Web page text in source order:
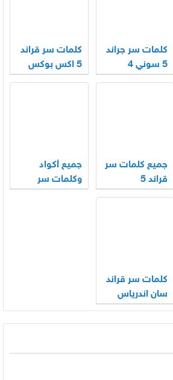
كلمات سر جراند
5 سوني 4
سيارات سعوديه
كلمات سر قراند
5 اكس بوكس
جميع كلمات سر
قراند 5
للبلايستيشن
جميع أكواد
وكلمات سر
كلمات سر قراند
سان اندرياس